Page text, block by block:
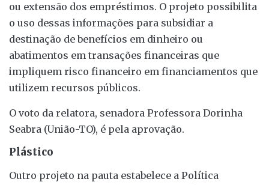
ou extensão dos empréstimos. O projeto possibilita
o uso dessas informações para subsidiar a
destinação de benefícios em dinheiro ou
abatimentos em transações financeiras que
impliquem risco financeiro em financiamentos que
utilizem recursos públicos.
O voto da relatora, senadora Professora Dorinha
Seabra (União-TO), é pela aprovação.
Plástico
Outro projeto na pauta estabelece a Política